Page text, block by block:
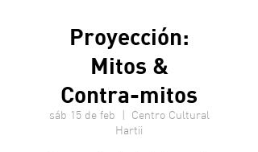
Proyección:
Mitos &
Contra-mitos
sáb 15 de feb
Centro Cultural
Hartii